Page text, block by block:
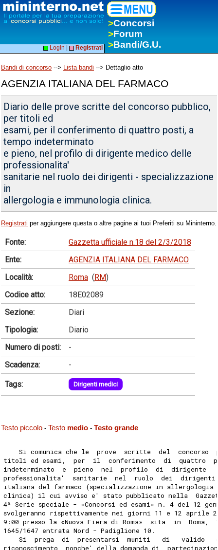
>Concorsi
>Forum
>Bandi/G.U.
Login Registrati
Bandi di concorso --> Lista bandi --> Dettaglio atto
AGENZIA ITALIANA DEL FARMACO
Diario delle prove scritte del concorso pubblico,
per titoli ed
esami, per il conferimento di quattro posti, a
tempo indeterminato
e pieno, nel profilo di dirigente medico delle
professionalita'
sanitarie nel ruolo dei dirigenti - specializzazione
in
allergologia e immunologia clinica.
Registrati per aggiungere questa o altre pagine ai tuoi Preferiti su Mininterno.
Fonte:
Gazzetta ufficiale n.18 del 2/3/2018
Ente:
AGENZIA ITALIANA DEL FARMACO
Località:
Roma (RM)
Codice atto:
18E02089
Sezione:
Diari
Tipologia:
Diario
Numero di posti:
-
Scadenza:
-
Tags: Dirigenti medici
Testo piccolo - Testo medio - Testo grande
Si comunica che le  prove  scritte  del  concorso
titoli ed esami,  per  il  conferimento  di  quattro
indeterminato  e  pieno  nel  profilo  di  dirigente
professionalita'  sanitarie  nel  ruolo  dei  dirigenti
italiana del farmaco (specializzazione in allergologia
clinica) il cui avviso e' stato pubblicato nella
4ª Serie speciale - «Concorsi ed esami» n. 4 del 12
svolgeranno rispettivamente nei giorni 11 e 12 aprile
9:00 presso la «Nuova Fiera di Roma»  sita  in  Roma,
1645/1647 entrata Nord - Padiglione 10.
Si  prega  di  presentarsi  muniti   di   valido
riconoscimento, nonche' della domanda di